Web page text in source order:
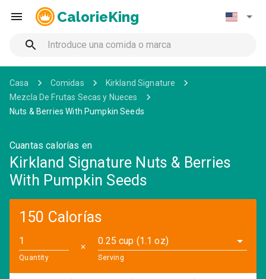
CalorieKing
Casa Comidas
Kirkland Signature
Mezcla De Frutas Secas y Nueces
Nuts & Berries With Pumpkin Seeds
Cuantas calorías en
Kirkland Signature Nuts & Berries
With Pumpkin Seeds
150 Calorías
Quantity
✕
0.25 cup (1.1 oz)
Serving